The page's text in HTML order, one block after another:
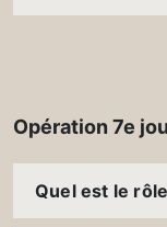
Opération 7e
Quel est le